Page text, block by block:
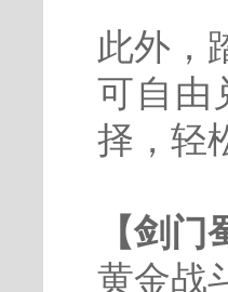
此外，
可自由
择，轻
【剑
黄金战